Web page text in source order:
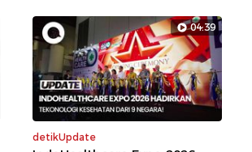
04:39
detikUpdate